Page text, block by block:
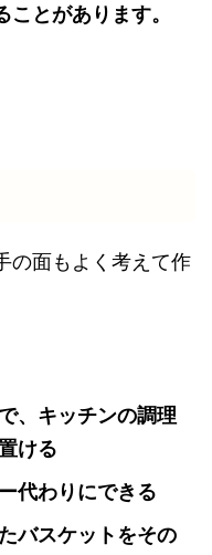
とがあります。
の面もよく考えて作
、キッチンの調理
ける
代わりにできる
バスケットをその